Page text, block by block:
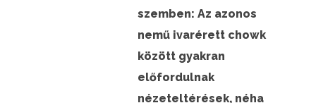
szemben: Az azonos
nemű ivarérett chowk
között gyakran
előfordulnak
nézeteltérések, néha